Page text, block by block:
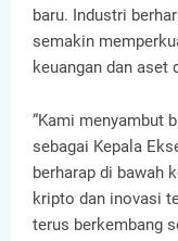
baru. Industri
semakin
keuangan dan aset
“Kami menyambut
sebagai Kepala
berharap di bawah
kripto dan inovasi
terus berkembang